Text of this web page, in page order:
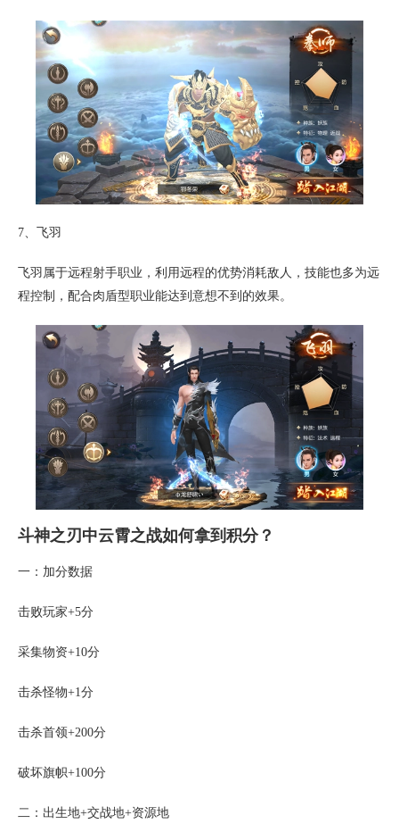
7、飞羽
飞羽属于远程射手职业，利用远程的优势消耗敌人，技能也多为远
程控制，配合肉盾型职业能达到意想不到的效果。
斗神之刃中云霄之战如何拿到积分？
一：加分数据
击败玩家+5分
采集物资+10分
击杀怪物+1分
击杀首领+200分
破坏旗帜+100分
二：出生地+交战地+资源地